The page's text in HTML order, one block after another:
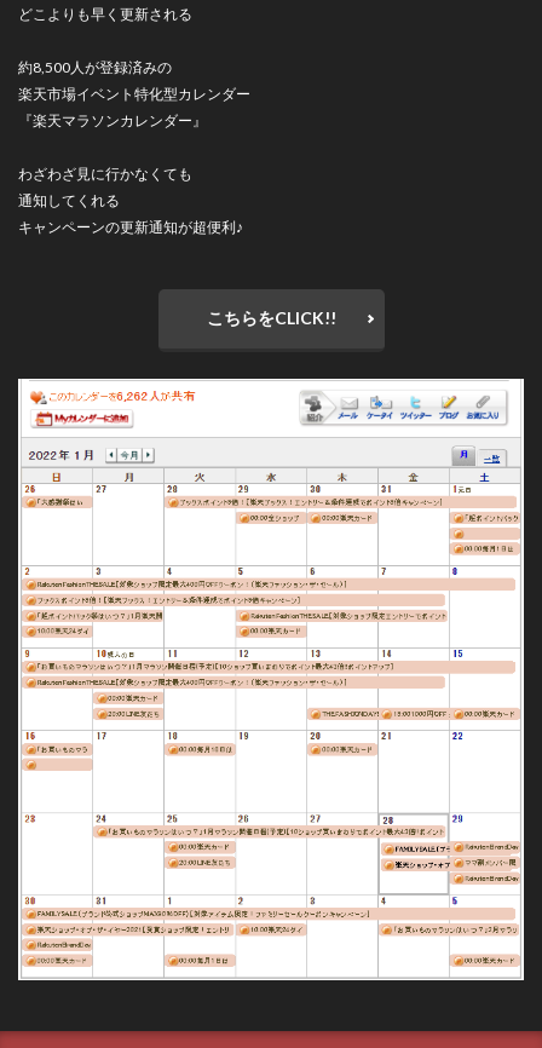
どこよりも早く更新される
約8,500人が登録済みの
楽天市場イベント特化型カレンダー
『楽天マラソンカレンダー』
わざわざ見に行かなくても
通知してくれる
キャンペーンの更新通知が超便利♪
こちらをCLICK!!